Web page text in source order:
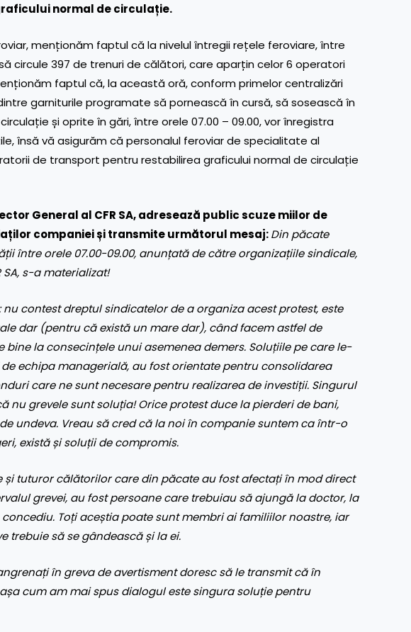
normal de circulație.
menționăm faptul că la nivelul întregii rețele feroviare, între
circule 397 de trenuri de călători, care aparțin celor 6 operatori
faptul că, la această oră, conform primelor centralizări
garniturile programate să pornească în cursă, să sosească în
și oprite în gări, între orele 07.00 – 09.00, vor înregistra
însă vă asigurăm că personalul feroviar de specialitate al
de transport pentru restabilirea graficului normal de circulație
General al CFR SA, adresează public scuze miilor de
companiei și transmite următorul mesaj:Din păcate
între orele 07.00-09.00, anunțată de către organizațiile sindicale,
SA, s-a materializat!
contest dreptul sindicatelor de a organiza acest protest, este
dar (pentru că există un mare dar), când facem astfel de
la consecințele unui asemenea demers. Soluțiile pe care le-
echipa managerială, au fost orientate pentru consolidarea
care ne sunt necesare pentru realizarea de investiții. Singurul
nu grevele sunt soluția! Orice protest duce la pierderi de bani,
undeva. Vreau să cred că la noi în companie suntem ca într-o
există și soluții de compromis.
și tuturor călătorilor care din păcate au fost afectați în mod direct
grevei, au fost persoane care trebuiau să ajungă la doctor, la
Toți aceștia poate sunt membri ai familiilor noastre, iar
trebuie să se gândească și la ei.
în greva de avertisment doresc să le transmit că în
cum am mai spus dialogul este singura soluție pentru